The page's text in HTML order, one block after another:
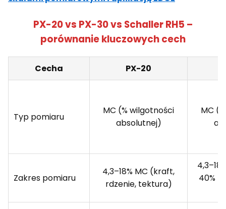
PX-20 vs PX-30 vs Schaller RH5 –
porównanie kluczowych cech
Cecha PX-20
Typ pomiaru
MC (% wilgotności
absolutnej)
MC
Zakres pomiaru
4,3–18% MC (kraft,
rdzenie, tektura)
40%